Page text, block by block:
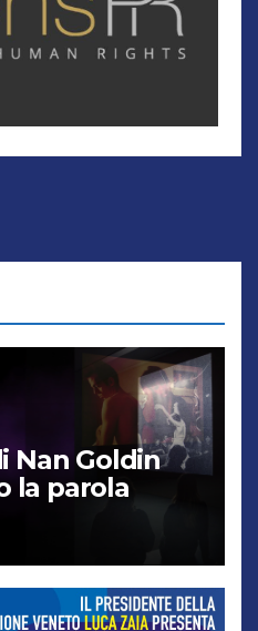
Nan Goldin
la parola